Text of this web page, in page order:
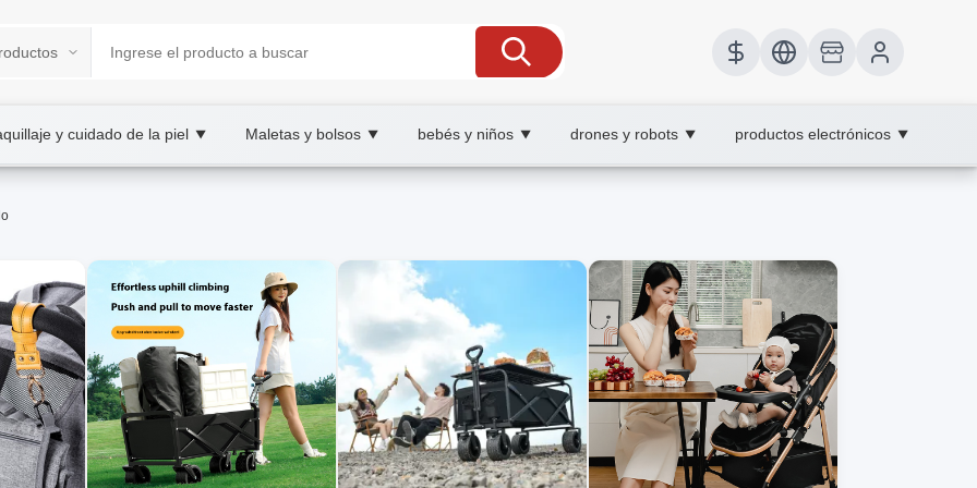
y cuidado de la piel ▼ Maletas y bolsos ▼ bebés y niños ▼ drones y robots ▼ productos electrónicos ▼
B2B/B2C Marketplace
y cómodo para el descanso diario.